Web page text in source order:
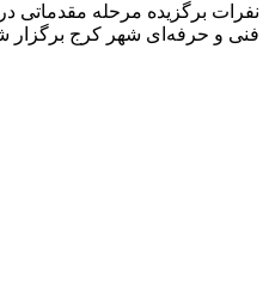
نفرات برگزیده مرحله مقدماتی
فنی و حرفه‌ای شهر کرج برگزار